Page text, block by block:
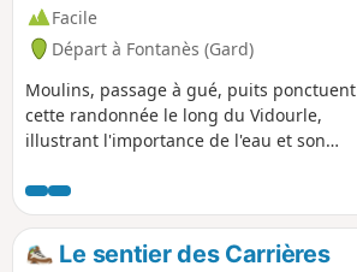
Facile
Départ à Fontanès (Gard)
Moulins, passage à gué, puits ponctuent
cette randonnée le long du Vidourle,
illustrant l'importance de l'eau et son
Le sentier des Carrières